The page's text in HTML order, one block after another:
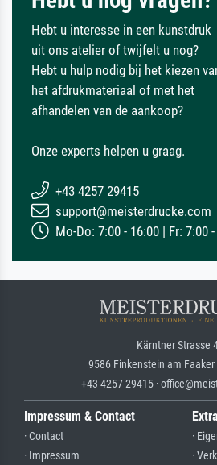
Hebt u interesse in een kunstdruk
uit ons atelier of twijfelt u nog?
Hebt u hulp nodig bij het kiezen
het afdrukmateriaal of met het
afhandelen van de aankoop?
Onze experts helpen u graag.
+43 4257 29415
support@meisterdrucke.com
Mo-Do: 7:00 - 16:00 | Fr: 7:00
Kärntner Strasse
9586 Finkenstein am Faaker
+43 4257 29415 ·
Impressum & Contact
· Contact
· Impressum
·
·